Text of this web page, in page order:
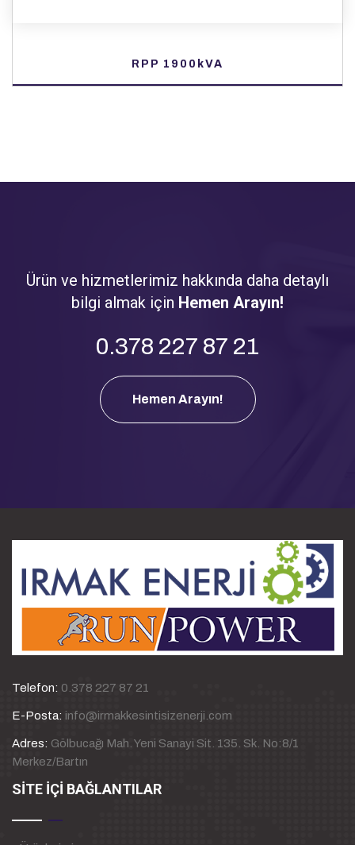
RPP 1900kVA
Ürün ve hizmetlerimiz hakkında daha detaylı
bilgi almak için Hemen Arayın!
0.378 227 87 21
Hemen Arayın!
Telefon: 0.378 227 87 21
E-Posta: info@irmakkesintisizenerji.com
Adres: Gölbucağı Mah. Yeni Sanayi Sit. 135. Sk. No:8/1
Merkez/Bartın
SİTE İÇİ BAĞLANTILAR